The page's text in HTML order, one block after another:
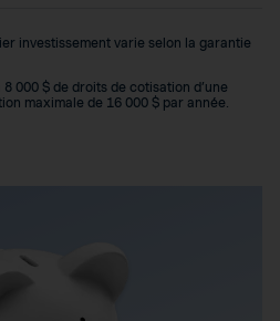
investissement varie selon la garantie
000 $ de droits de cotisation d’une
maximale de 16 000 $ par année.